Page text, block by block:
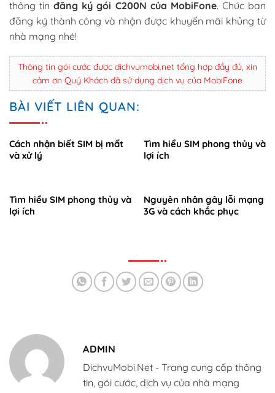
thông tinđăng ký gói C200N của MobiFone. Chúc bạn
đăng ký thành công và nhận được khuyến mãi khủng từ
nhà mạng nhé!
Thông tin gói cước được dichvumobi.net tổng hợp đầy đủ, xin
cảm ơn Quý Khách đã sử dụng dịch vụ của MobiFone
BÀI VIẾT LIÊN QUAN:
Cách nhận biết SIM bị mất
và xử lý
Tìm hiểu SIM phong thủy và
lợi ích
Tìm hiểu SIM phong thủy và
lợi ích
Nguyên nhân gây lỗi mạng
3G và cách khắc phục
ADMIN
DichvuMobi.Net - Trang cung cấp thông
tin, gói cước, dịch vụ của nhà mạng